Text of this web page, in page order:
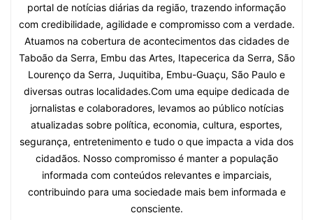
portal de notícias diárias da região, trazendo informação
com credibilidade, agilidade e compromisso com a verdade.
Atuamos na cobertura de acontecimentos das cidades de
Taboão da Serra, Embu das Artes, Itapecerica da Serra, São
Lourenço da Serra, Juquitiba, Embu-Guaçu, São Paulo e
diversas outras localidades.Com uma equipe dedicada de
jornalistas e colaboradores, levamos ao público notícias
atualizadas sobre política, economia, cultura, esportes,
segurança, entretenimento e tudo o que impacta a vida dos
cidadãos. Nosso compromisso é manter a população
informada com conteúdos relevantes e imparciais,
contribuindo para uma sociedade mais bem informada e
consciente.